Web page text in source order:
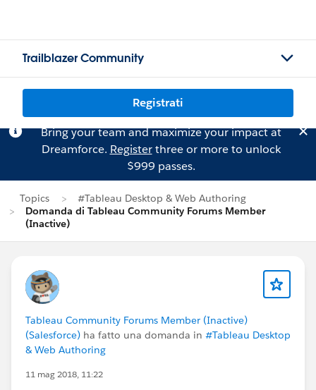
Trailblazer Community
Registrati
Bring your team and maximize your impact at
Dreamforce. Registerthree or more to unlock
$999 passes.
Topics
#Tableau Desktop & Web Authoring
Domanda di Tableau Community Forums Member
(Inactive)
Tableau Community Forums Member (Inactive)
(Salesforce) ha fatto una domanda in #Tableau Desktop
& Web Authoring
11 mag 2018, 11:22